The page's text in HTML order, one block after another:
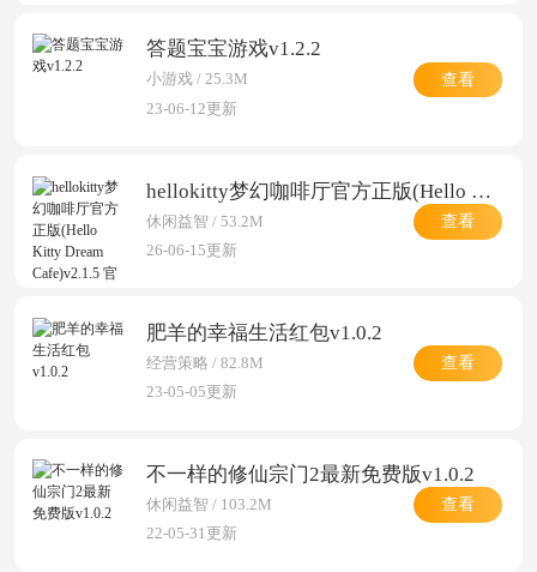
答题宝宝游戏v1.2.2
小游戏 / 25.3M
23-06-12更新
查看
hellokitty梦幻咖啡厅官方正版(Hello Kitty Dream Cafe)v2.1.5 官方正版
休闲益智 / 53.2M
26-06-15更新
查看
肥羊的幸福生活红包v1.0.2
经营策略 / 82.8M
23-05-05更新
查看
不一样的修仙宗门2最新免费版v1.0.2
休闲益智 / 103.2M
22-05-31更新
查看